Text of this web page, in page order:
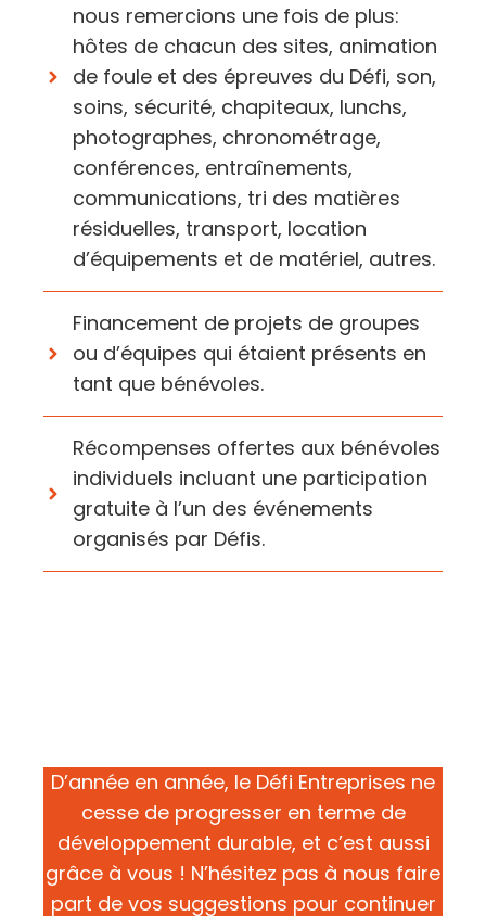
nous remercions une fois de plus:
hôtes de chacun des sites, animation
de foule et des épreuves du Défi, son,
soins, sécurité, chapiteaux, lunchs,
photographes, chronométrage,
conférences, entraînements,
communications, tri des matières
résiduelles, transport, location
d’équipements et de matériel, autres.
Financement de projets de groupes
ou d’équipes qui étaient présents en
tant que bénévoles.
Récompenses offertes aux bénévoles
individuels incluant une participation
gratuite à l’un des événements
organisés par Défis.
D’année en année, le Défi Entreprises ne
cesse de progresser en terme de
développement durable, et c’est aussi
grâce à vous ! N’hésitez pas à nous faire
part de vos suggestions pour continuer